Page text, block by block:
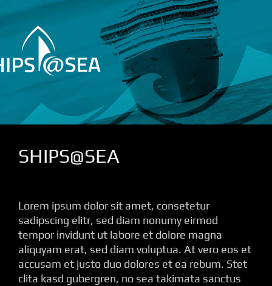
SHIPS@SEA
Lorem ipsum dolor sit amet, consetetur
sadipscing elitr, sed diam nonumy eirmod
tempor invidunt ut labore et dolore magna
aliquyam erat, sed diam voluptua. At vero eos et
accusam et justo duo dolores et ea rebum. Stet
clita kasd gubergren, no sea takimata sanctus